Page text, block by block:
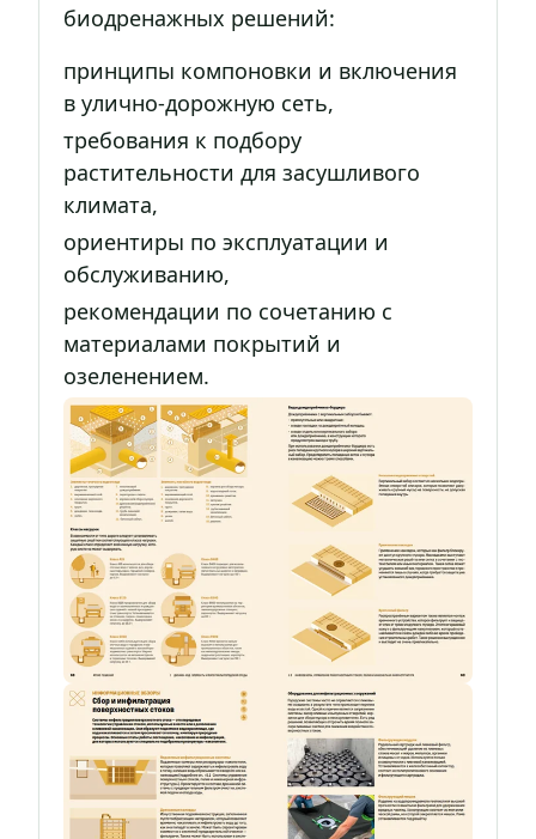
биодренажных решений:
принципы компоновки и включения
в улично-дорожную сеть,
требования к подбору
растительности для засушливого
климата,
ориентиры по эксплуатации и
обслуживанию,
рекомендации по сочетанию с
материалами покрытий и
озеленением.